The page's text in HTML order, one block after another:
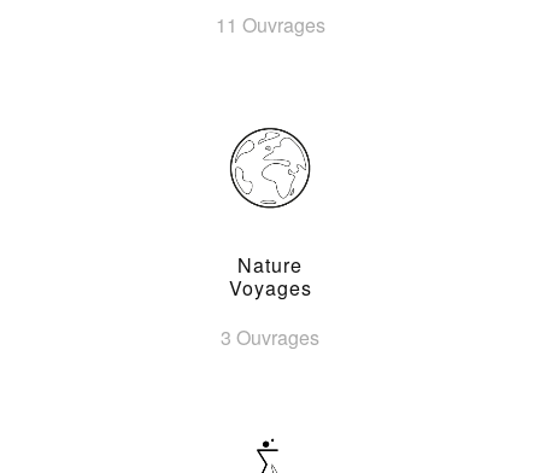
11 Ouvrages
Nature
Voyages
3 Ouvrages